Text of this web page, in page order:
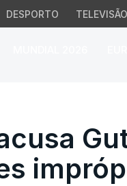
DESPORTO TELEVISÃO